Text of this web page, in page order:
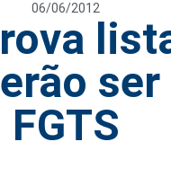
06/06/2012
FGTS